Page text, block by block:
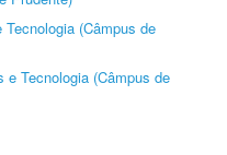
(Câmpus de
e Tecnologia (Câmpus de